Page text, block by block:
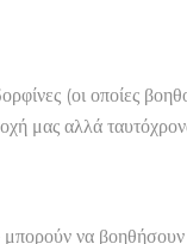
(οι οποίες
μας αλλά
να